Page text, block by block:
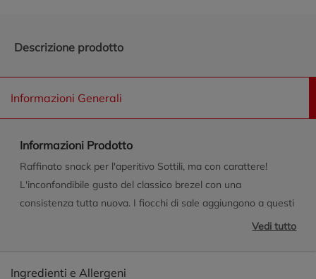
Descrizione prodotto
Informazioni Generali
Informazioni Prodotto
Raffinato snack per l'aperitivo Sottili, ma con carattere!
L'inconfondibile gusto del classico brezel con una
consistenza tutta nuova. I fiocchi di sale aggiungono a questi
Vedi tutto
Ingredienti e Allergeni